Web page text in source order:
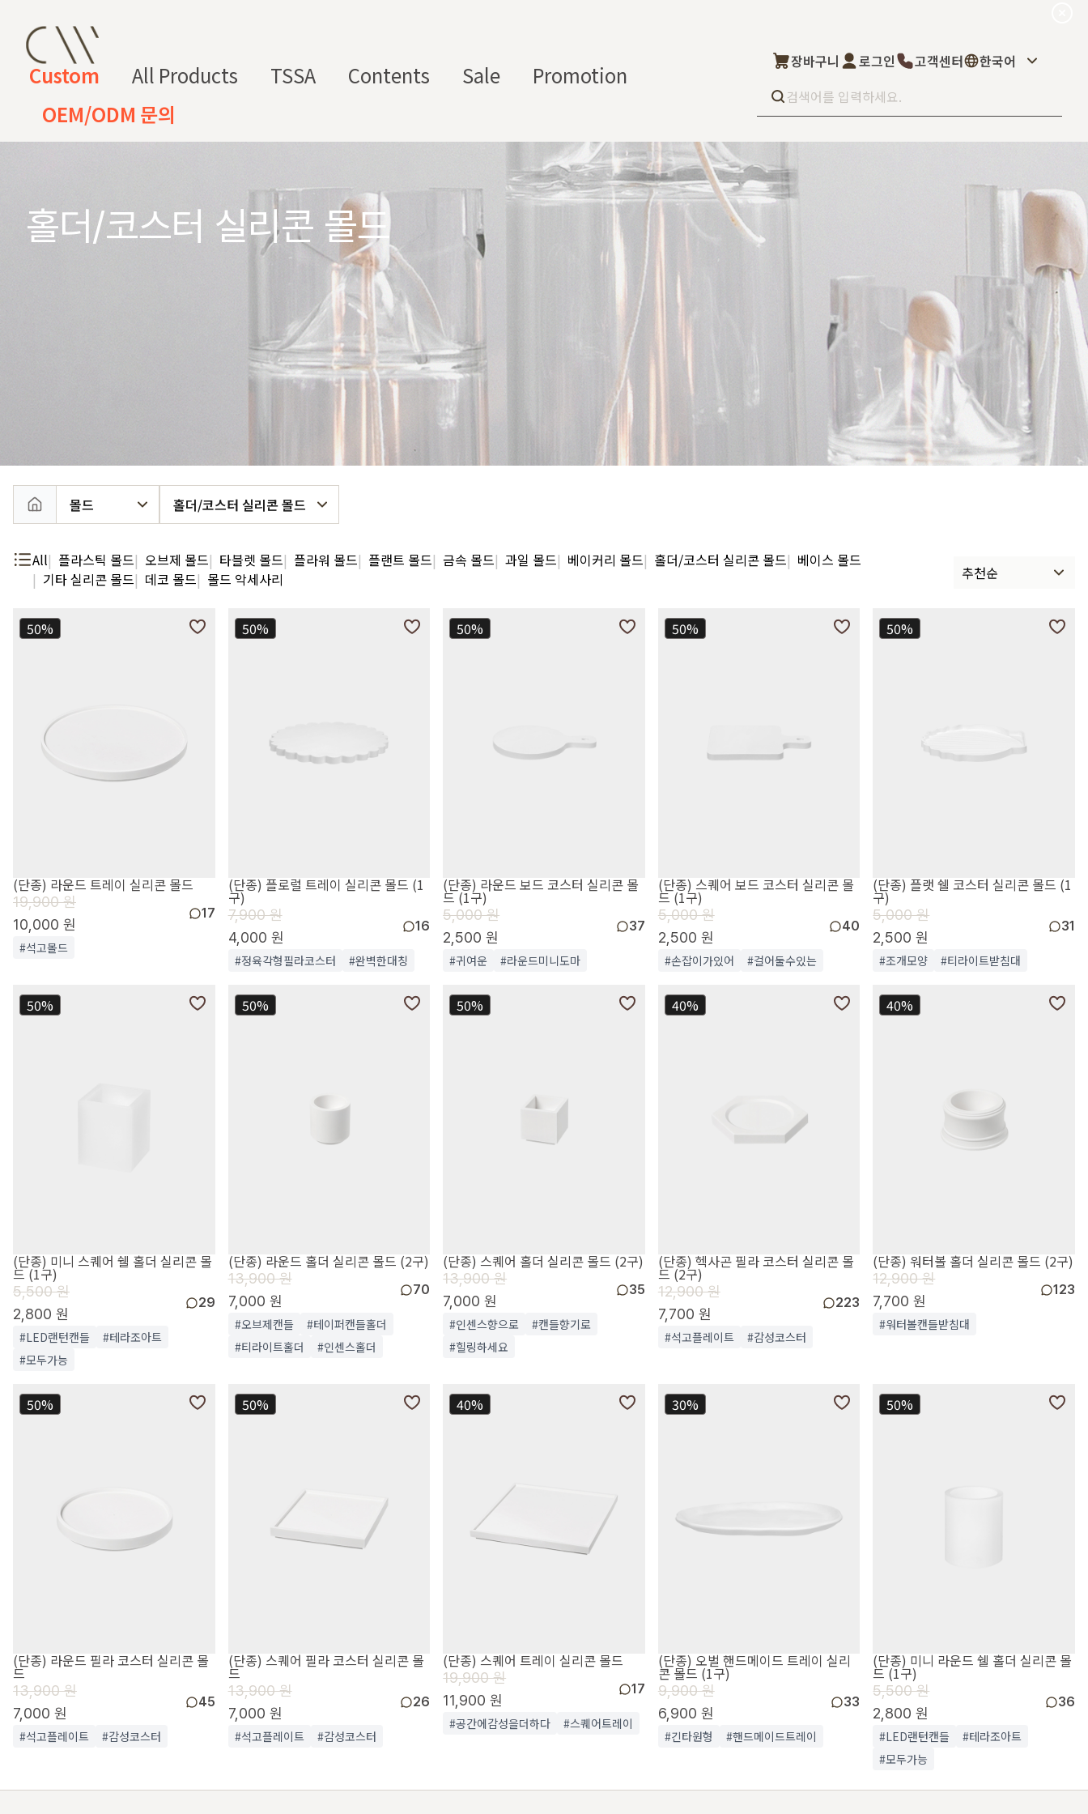
Custom All Products TSSA Contents Sale
Promotion
OEM/ODM 문의
장바구니 로그인 고객센터 한국어
CW 커스텀 블렌드 서비스는 CW에서 제공하는 프래그런스 오일, 천연 원료, 조향 베이스, 조향 케미컬을 고객님이 직
접 조합해 나만의 포뮬러를 설계하면, 그 비율 그대로 향료를 배합·생산해 드리는 서비스입니다. 최소5kg부터 브랜
드 전용 향료로 제작되어 향수, 디퓨저, 룸 스프레이 등 다양한 제품에 활용할 수 있도록 서류까지 완벽 지원해드립니
스오일
이스
조향 케
미컬
컬
러
향수/
미스트
캔들/
바디
케어
디퓨
저/석
부자
재/도
세
일
Best seller
What’s new
Select
상품문의
주문/배송문의
Custom Fragrance
Service
홀더/코스터 실리콘 몰드
몰드 홀더/코스터 실리콘 몰드
All 플라스틱 몰드 오브제 몰드 타블렛 몰드 플라워 몰드 플랜트 몰드 금속 몰드 과일 몰드 베이커리 몰드 홀더/코스터 실리콘 몰드
베이스 몰드
기타 실리콘 몰드
데코 몰드 몰드 악세사리 추천순
50%
(단종) 라운드 트레이 실리콘 몰드
19,900 원
10,000 원
17
#석고몰드
50%
(단종) 플로럴 트레이 실리콘 몰드 (1
구)
7,900 원
4,000 원
16
#정육각형필라코스터 #완벽한대칭
50%
(단종) 라운드 보드 코스터 실리콘 몰
드 (1구)
5,000 원
2,500 원
37
#귀여운 #라운드미니도마
50%
(단종) 스퀘어 보드 코스터 실리콘 몰
드 (1구)
5,000 원
2,500 원
40
#손잡이가있어 #걸어둘수있는
50%
(단종) 플랫 쉘 코스터 실리콘 몰드 (1
구)
5,000 원
2,500 원
31
#조개모양 #티라이트받침대
50%
(단종) 미니 스퀘어 쉘 홀더 실리콘 몰
드 (1구)
5,500 원
2,800 원
29
#LED랜턴캔들
#테라조아트
#모두가능
50%
(단종) 라운드 홀더 실리콘 몰드 (2구)
13,900 원
7,000 원
70
#오브제캔들
#테이퍼캔들홀더
#티라이트홀더
#인센스홀더
50%
(단종) 스퀘어 홀더 실리콘 몰드 (2구)
13,900 원
7,000 원
35
#인센스향으로
#캔들향기로
#힐링하세요
40%
(단종) 헥사곤 필라 코스터 실리콘 몰
드 (2구)
12,900 원
7,700 원
223
#석고플레이트 #감성코스터
40%
(단종) 워터볼 홀더 실리콘 몰드 (2구)
12,900 원
7,700 원
123
#워터볼캔들받침대
50%
(단종) 라운드 필라 코스터 실리콘 몰
드
13,900 원
7,000 원
45
#석고플레이트 #감성코스터
50%
(단종) 스퀘어 필라 코스터 실리콘 몰
드
13,900 원
7,000 원
26
#석고플레이트 #감성코스터
40%
(단종) 스퀘어 트레이 실리콘 몰드
19,900 원
11,900 원
17
#공간에감성을더하다 #스퀘어트레이
30%
(단종) 오벌 핸드메이드 트레이 실리
콘 몰드 (1구)
9,900 원
6,900 원
33
#긴타원형 #핸드메이드트레이
50%
(단종) 미니 라운드 쉘 홀더 실리콘 몰
드 (1구)
5,500 원
2,800 원
36
#LED랜턴캔들
#테라조아트
#모두가능